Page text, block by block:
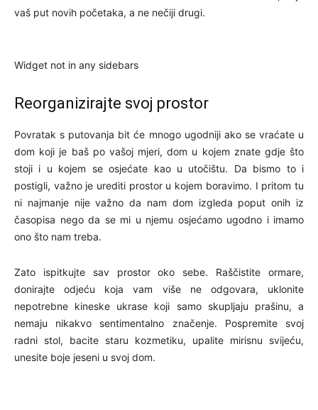
vaš put novih početaka, a ne nečiji drugi.
Widget not in any sidebars
Reorganizirajte svoj prostor
Povratak s putovanja bit će mnogo ugodniji ako se vraćate u
dom koji je baš po vašoj mjeri, dom u kojem znate gdje što
stoji i u kojem se osjećate kao u utočištu. Da bismo to i
postigli, važno je urediti prostor u kojem boravimo. I pritom tu
ni najmanje nije važno da nam dom izgleda poput onih iz
časopisa nego da se mi u njemu osjećamo ugodno i imamo
ono što nam treba.
Zato ispitkujte sav prostor oko sebe. Raščistite ormare,
donirajte odjeću koja vam više ne odgovara, uklonite
nepotrebne kineske ukrase koji samo skupljaju prašinu, a
nemaju nikakvo sentimentalno značenje. Pospremite svoj
radni stol, bacite staru kozmetiku, upalite mirisnu svijeću,
unesite boje jeseni u svoj dom.